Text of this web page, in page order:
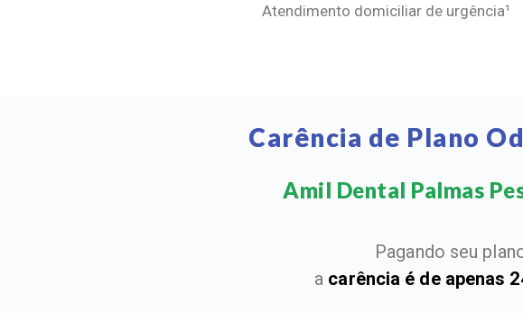
Atendimento domiciliar de urgência¹
Carência de Plano
Amil Dental Palmas
Pagando seu
a carência é de apenas